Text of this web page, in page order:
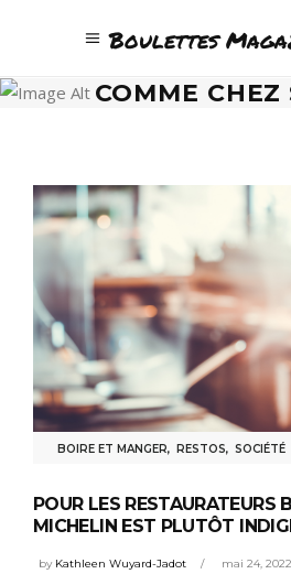
Boulettes
COMME CHEZ
BOIRE ET MANGER, RESTOS, SOCIÉTÉ
POUR LES RESTAURATEURS
MICHELIN EST PLUTÔT
by Kathleen Wuyard-Jadot mai 24, 2022